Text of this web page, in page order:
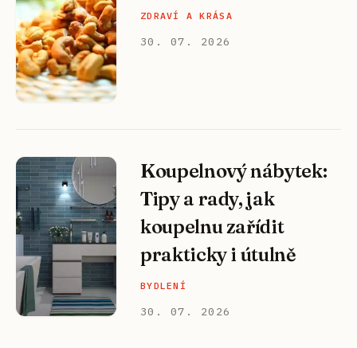
ZDRAVÍ A KRÁSA
30. 07. 2026
Koupelnový nábytek:
Tipy a rady, jak
koupelnu zařídit
prakticky i útulně
BYDLENÍ
30. 07. 2026